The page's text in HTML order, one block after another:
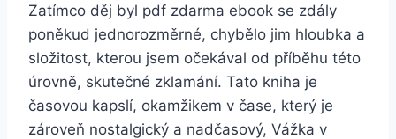
Zatímco děj byl pdf zdarma ebook se zdály
poněkud jednorozměrné, chybělo jim hloubka a
složitost, kterou jsem očekával od příběhu této
úrovně, skutečné zklamání. Tato kniha je
časovou kapslí, okamžikem v čase, který je
zároveň nostalgický a nadčasový, Vážka v